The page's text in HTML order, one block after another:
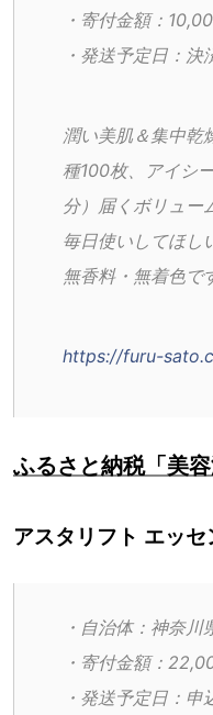
・寄付金額：
・発送予定日：
潤い美肌＆集中乾
種100枚、アイシ
分）届くボリュー
毎日使いしてほし
無香料・無着色で
https://furu-
ふるさと納税「美
アスタリフト エッ
・自治体：神奈川
・寄付金額：
・発送予定日：